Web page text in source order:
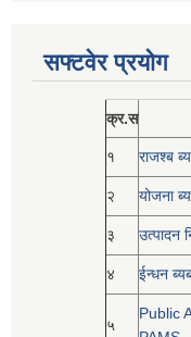
सफ्टवेर प्रयोग
क्र.स
१ राजश्ब
२ योजना
३ उत्पादन
४ ईन्धन
५
Public